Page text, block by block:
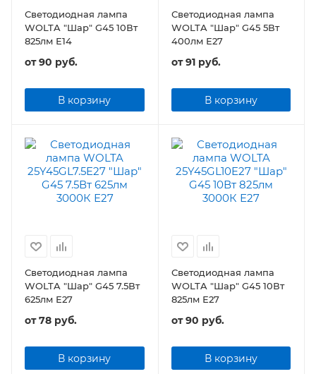
Светодиодная лампа
WOLTA "Шар" G45 10Вт
825лм Е14
от90 руб.
В корзину
Светодиодная лампа
WOLTA "Шар" G45 5Вт
400лм Е27
от91 руб.
В корзину
Светодиодная лампа
WOLTA "Шар" G45 7.5Вт
625лм Е27
от78 руб.
В корзину
Светодиодная лампа
WOLTA "Шар" G45 10Вт
825лм Е27
от90 руб.
В корзину